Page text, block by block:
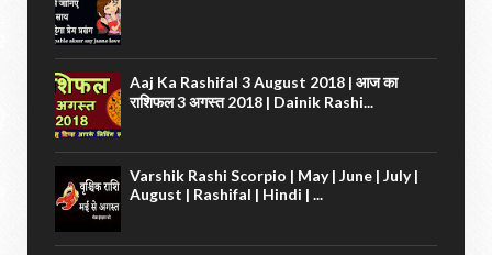
Aaj Ka Rashifal 3 August 2018 | आज का
राशिफल 3 अगस्त 2018 | Dainik Rashi...
Varshik Rashi Scorpio | May | June | July |
August | Rashifal | Hindi | ...